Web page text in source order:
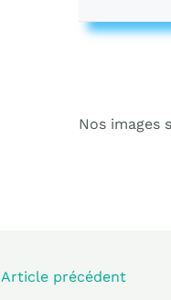
Nos images
Article précédent